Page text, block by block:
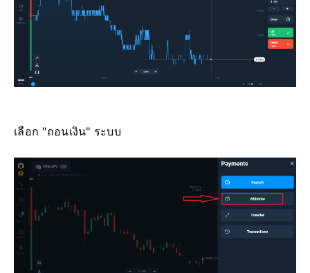
เลือก "ถอนเงิน" ระบบ